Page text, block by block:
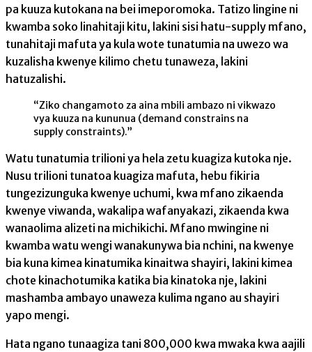
pa kuuza kutokana na bei imeporomoka. Tatizo lingine ni
kwamba soko linahitaji kitu, lakini sisi hatu-supply mfano,
tunahitaji mafuta ya kula wote tunatumia na uwezo wa
kuzalisha kwenye kilimo chetu tunaweza, lakini
hatuzalishi.
“Ziko changamoto za aina mbili ambazo ni vikwazo
vya kuuza na kununua (demand constrains na
supply constraints).”
Watu tunatumia trilioni ya hela zetu kuagiza kutoka nje.
Nusu trilioni tunatoa kuagiza mafuta, hebu fikiria
tungezizunguka kwenye uchumi, kwa mfano zikaenda
kwenye viwanda, wakalipa wafanyakazi, zikaenda kwa
wanaolima alizeti na michikichi. Mfano mwingine ni
kwamba watu wengi wanakunywa bia nchini, na kwenye
bia kuna kimea kinatumika kinaitwa shayiri, lakini kimea
chote kinachotumika katika bia kinatoka nje, lakini
mashamba ambayo unaweza kulima ngano au shayiri
yapo mengi.
Hata ngano tunaagiza tani 800,000 kwa mwaka kwa aajili